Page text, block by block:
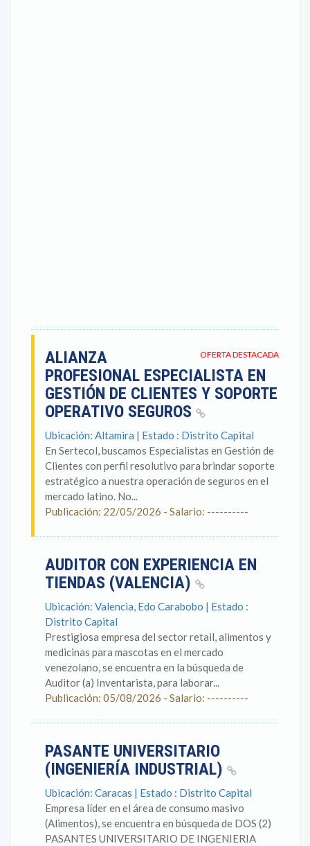
OFERTA DESTACADA
ALIANZA
PROFESIONAL ESPECIALISTA EN
GESTIÓN DE CLIENTES Y SOPORTE
OPERATIVO SEGUROS
Ubicación: Altamira | Estado : Distrito Capital
En Sertecol, buscamos Especialistas en Gestión de
Clientes con perfil resolutivo para brindar soporte
estratégico a nuestra operación de seguros en el
mercado latino. No...
Publicación: 22/05/2026 - Salario: ----------
AUDITOR CON EXPERIENCIA EN
TIENDAS (VALENCIA)
Ubicación: Valencia, Edo Carabobo | Estado :
Distrito Capital
Prestigiosa empresa del sector retail, alimentos y
medicinas para mascotas en el mercado
venezolano, se encuentra en la búsqueda de
Auditor (a) Inventarista, para laborar...
Publicación: 05/08/2026 - Salario: ----------
PASANTE UNIVERSITARIO
(INGENIERÍA INDUSTRIAL)
Ubicación: Caracas | Estado : Distrito Capital
Empresa líder en el área de consumo masivo
(Alimentos), se encuentra en búsqueda de DOS (2)
PASANTES UNIVERSITARIO DE INGENIERIA